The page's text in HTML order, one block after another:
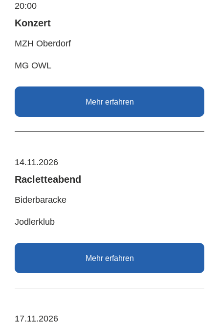
20:00
Konzert
MZH Oberdorf
MG OWL
Mehr erfahren
14.11.2026
Racletteabend
Biderbaracke
Jodlerklub
Mehr erfahren
17.11.2026